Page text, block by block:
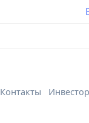
Контакты